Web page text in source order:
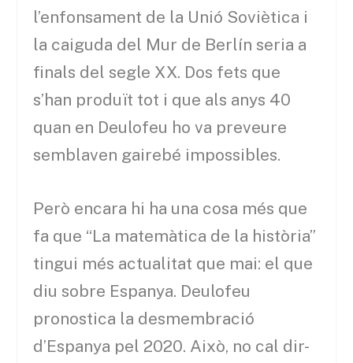
l’enfonsament de la Unió Soviètica i
la caiguda del Mur de Berlín seria a
finals del segle XX. Dos fets que
s’han produït tot i que als anys 40
quan en Deulofeu ho va preveure
semblaven gairebé impossibles.
Però encara hi ha una cosa més que
fa que “La matemàtica de la història”
tingui més actualitat que mai: el que
diu sobre Espanya. Deulofeu
pronostica la desmembració
d’Espanya pel 2020. Això, no cal dir-